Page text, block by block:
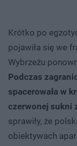
Krótko po
pojawiła się we
Wybrzeżu
Podczas
spacerowała w
czerwonej sukni
sprawiły, że
obiektywach